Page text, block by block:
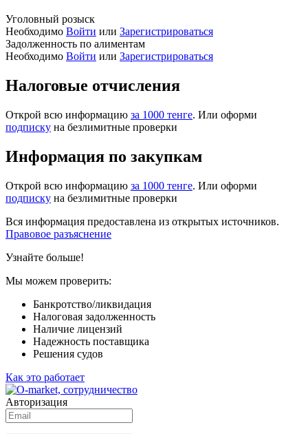
Уголовный розыск
Необходимо Войти или Зарегистрироваться
Задолженность по алиментам
Необходимо Войти или Зарегистрироваться
Налоговые отчисления
Открой всю информацию за 1000 тенге. Или оформи
подписку на безлимитные проверки
Информация по закупкам
Открой всю информацию за 1000 тенге. Или оформи
подписку на безлимитные проверки
Вся информация предоставлена из открытых источников.
Правовое разъяснение
Узнайте больше!
Мы можем проверить:
Банкротство/ликвидация
Налоговая задолженность
Наличие лицензий
Надежность поставщика
Решения судов
Как это работает
Авторизация